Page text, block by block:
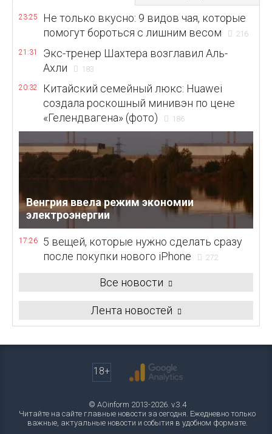
23:25
Не только вкусно: 9 видов чая, которые
помогут бороться с лишним весом
216
21:31
Экс-тренер Шахтера возглавил Аль-
Ахли
183
20:32
Китайский семейный люкс: Huawei
создала роскошный минивэн по цене
«Гелендвагена» (фото)
186
Венгрия ввела режим экономии
электроэнергии
17:26
5 вещей, которые нужно сделать сразу
после покупки нового iPhone
272
Все новости
Лента новостей
18+
© AOinform 2013-2026. v.3.4
Читайте на сайте главные новости за сегодня. Ежедневно только
важные, актуальные новости и события в удобном формате.